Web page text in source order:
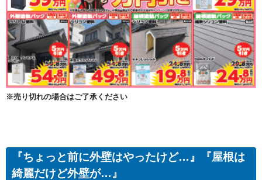
※売り切れの場合はご了承ください
『ちょっと前に外壁はやったけど…』『屋根は
綺麗だけど外壁が…』